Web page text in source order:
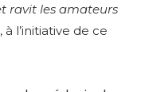
ravit les amateurs
l’initiative de ce